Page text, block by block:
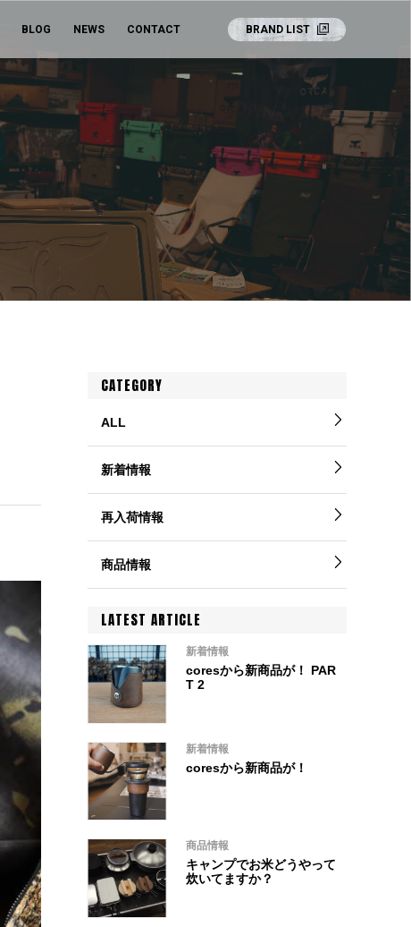
BLOG NEWS CONTACT BRAND LIST
CATEGORY
ALL
新着情報
再入荷情報
商品情報
LATEST ARTICLE
新着情報
coresから新商品が！ PAR
T 2
新着情報
coresから新商品が！
商品情報
キャンプでお米どうやって
炊いてますか？